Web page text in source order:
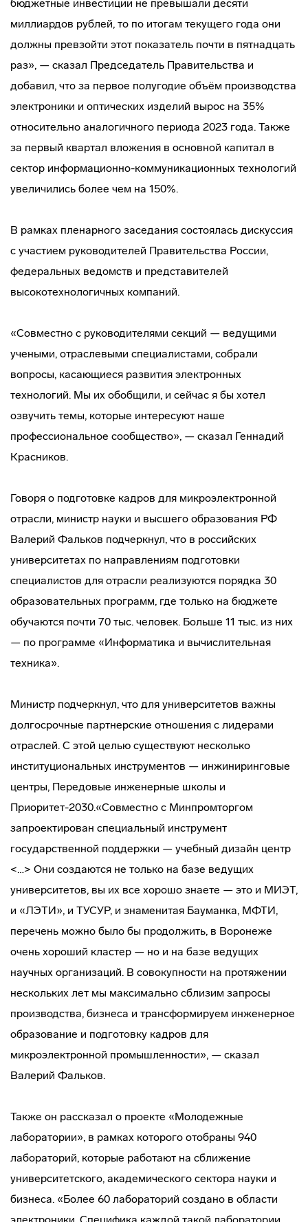
бюджетные инвестиции не превышали десяти
миллиардов рублей, то по итогам текущего года они
должны превзойти этот показатель почти в пятнадцать
раз», — сказал Председатель Правительства и
добавил, что за первое полугодие объём производства
электроники и оптических изделий вырос на 35%
относительно аналогичного периода 2023 года. Также
за первый квартал вложения в основной капитал в
сектор информационно-коммуникационных технологий
увеличились более чем на 150%.
В рамках пленарного заседания состоялась дискуссия
с участием руководителей Правительства России,
федеральных ведомств и представителей
высокотехнологичных компаний.
«Совместно с руководителями секций — ведущими
учеными, отраслевыми специалистами, собрали
вопросы, касающиеся развития электронных
технологий. Мы их обобщили, и сейчас я бы хотел
озвучить темы, которые интересуют наше
профессиональное сообщество», — сказал Геннадий
Красников.
Говоря о подготовке кадров для микроэлектронной
отрасли, министр науки и высшего образования РФ
Валерий Фальков подчеркнул, что в российских
университетах по направлениям подготовки
специалистов для отрасли реализуются порядка 30
образовательных программ, где только на бюджете
обучаются почти 70 тыс. человек. Больше 11 тыс. из них
— по программе «Информатика и вычислительная
техника».
Министр подчеркнул, что для университетов важны
долгосрочные партнерские отношения с лидерами
отраслей. С этой целью существуют несколько
институциональных инструментов — инжиниринговые
центры, Передовые инженерные школы и
Приоритет-2030.«Совместно с Минпромторгом
запроектирован специальный инструмент
государственной поддержки — учебный дизайн центр
<…> Они создаются не только на базе ведущих
университетов, вы их все хорошо знаете — это и МИЭТ,
и «ЛЭТИ», и ТУСУР, и знаменитая Бауманка, МФТИ,
перечень можно было бы продолжить, в Воронеже
очень хороший кластер — но и на базе ведущих
научных организаций. В совокупности на протяжении
нескольких лет мы максимально сблизим запросы
производства, бизнеса и трансформируем инженерное
образование и подготовку кадров для
микроэлектронной промышленности», — сказал
Валерий Фальков.
Также он рассказал о проекте «Молодежные
лаборатории», в рамках которого отобраны 940
лабораторий, которые работают на сближение
университетского, академического сектора науки и
бизнеса. «Более 60 лабораторий создано в области